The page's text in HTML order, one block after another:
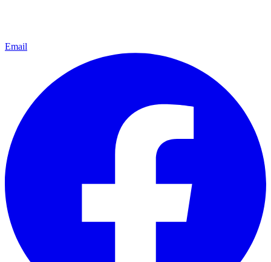
Email